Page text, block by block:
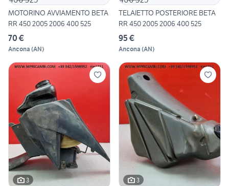
MOTORINO AVVIAMENTO BETA
RR 450 2005 2006 400 525
70 €
Ancona (AN)
TELAIETTO POSTERIORE BETA
RR 450 2005 2006 400 525
95 €
Ancona (AN)
3 3